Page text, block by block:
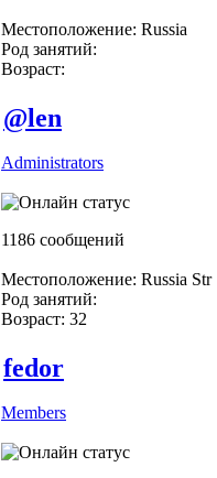
Местоположение: Russia
Род занятий:
Возраст:
@len
Administrators
1186 сообщений
Местоположение: Russia Str
Род занятий:
Возраст: 32
fedor
Members